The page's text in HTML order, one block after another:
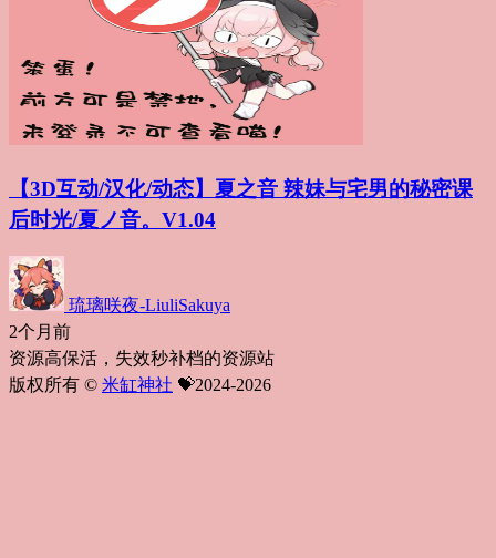
【3D互动/汉化/动态】夏之音 辣妹与宅男的秘密课
后时光/夏ノ音。V1.04
琉璃咲夜-LiuliSakuya
2个月前
资源高保活，失效秒补档的资源站
版权所有 © 米缸神社 💝2024-2026